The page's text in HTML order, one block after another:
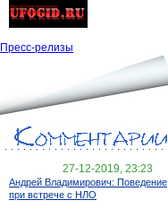
Пресс-релизы
27-12-2019, 23:23
Андрей Владимирович: Поведение
при встрече с НЛО